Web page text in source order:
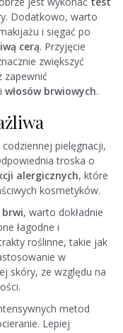
Dodatkowo, warto
i sięgać po
cerą. Przyjęcie
zwiększyć
włosów brwiowych.
pielęgnacji,
troska o
alergicznych, które
kosmetyków.
brwi, warto dokładnie
łagodne i
roślinne, takie jak
w
skóry, ze względu na
metod
Lepiej